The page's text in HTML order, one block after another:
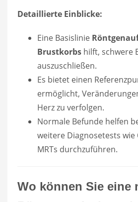
Detaillierte Einblicke:
Eine Basislinie
Brustkorbs hilft, schwere
auszuschließen.
Es bietet einen
ermöglicht,
Herz zu verfolgen.
Normale Befunde helfen
weitere Diagnosetests wie
MRTs durchzuführen.
Wo können Sie eine